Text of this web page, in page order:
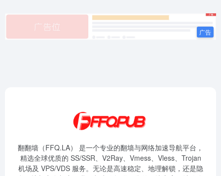
翻翻墙（FFQ.LA） 是一个专业的翻墙与网络加速导航平台，
精选全球优质的 SS/SSR、V2Ray、Vmess、Vless、Trojan
机场及 VPS/VDS 服务。无论是高速稳定、地理解锁，还是隐